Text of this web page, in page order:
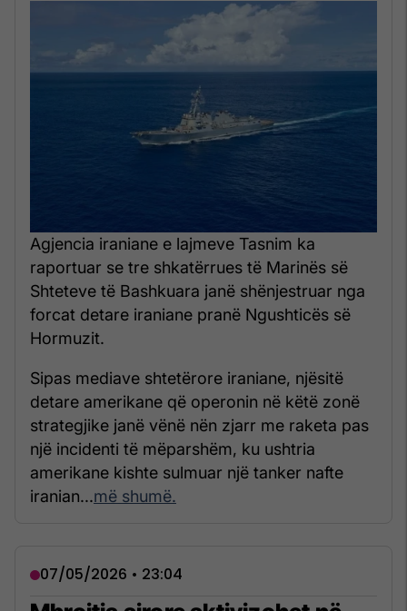
Agjencia iraniane e lajmeve Tasnim ka
raportuar se tre shkatërrues të Marinës së
Shteteve të Bashkuara janë shënjestruar nga
forcat detare iraniane pranë Ngushticës së
Hormuzit.
Sipas mediave shtetërore iraniane, njësitë
detare amerikane që operonin në këtë zonë
strategjike janë vënë nën zjarr me raketa pas
një incidenti të mëparshëm, ku ushtria
amerikane kishte sulmuar një tanker nafte
iranian...më shumë.
07/05/2026 • 23:04